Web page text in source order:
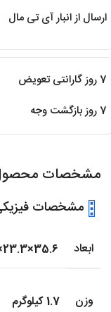
ارسال از انبار آی تی مال
7 روز گارانتی تعویض
7 روز بازگشت وجه
مشخصات
مشخصات
ابعاد 35.6×23.3×1.99 سانتی متر
وزن 1.7 کیلوگرم